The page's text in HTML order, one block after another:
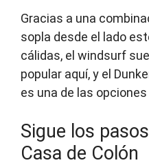
Gracias a una
sopla desde el lado
cálidas, el windsurf
popular aquí, y el
es una de las
Sigue los
Casa de Colón